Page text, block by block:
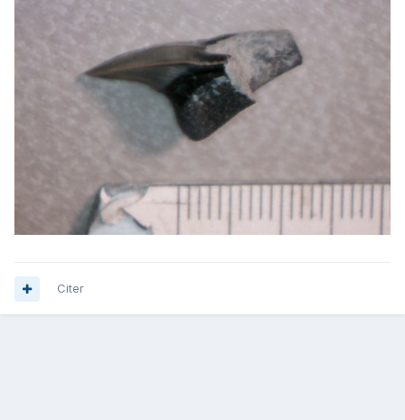
Citer